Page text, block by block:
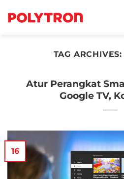
TAG ARCHIVES:
Atur Perangkat
Google TV,
16